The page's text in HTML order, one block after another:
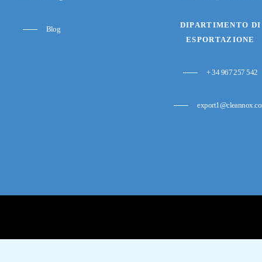
Blog
DIPARTIMENTO DI
ESPORTAZIONE
+ 34 967 257 542